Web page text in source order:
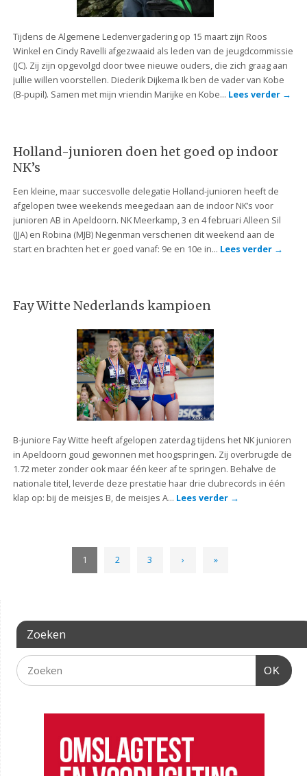
Tijdens de Algemene Ledenvergadering op 15 maart zijn Roos
Winkel en Cindy Ravelli afgezwaaid als leden van de jeugdcommissie
(JC). Zij zijn opgevolgd door twee nieuwe ouders, die zich graag aan
jullie willen voorstellen. Diederik Dijkema Ik ben de vader van Kobe
(B-pupil). Samen met mijn vriendin Marijke en Kobe… Lees verder →
Holland-junioren doen het goed op indoor
NK’s
Een kleine, maar succesvolle delegatie Holland-junioren heeft de
afgelopen twee weekends meegedaan aan de indoor NK’s voor
junioren AB in Apeldoorn. NK Meerkamp, 3 en 4 februari Alleen Sil
(JJA) en Robina (MJB) Negenman verschenen dit weekend aan de
start en brachten het er goed vanaf: 9e en 10e in… Lees verder →
Fay Witte Nederlands kampioen
B-juniore Fay Witte heeft afgelopen zaterdag tijdens het NK junioren
in Apeldoorn goud gewonnen met hoogspringen. Zij overbrugde de
1.72 meter zonder ook maar één keer af te springen. Behalve de
nationale titel, leverde deze prestatie haar drie clubrecords in één
klap op: bij de meisjes B, de meisjes A… Lees verder →
1 2 3 › »
Zoeken
OK